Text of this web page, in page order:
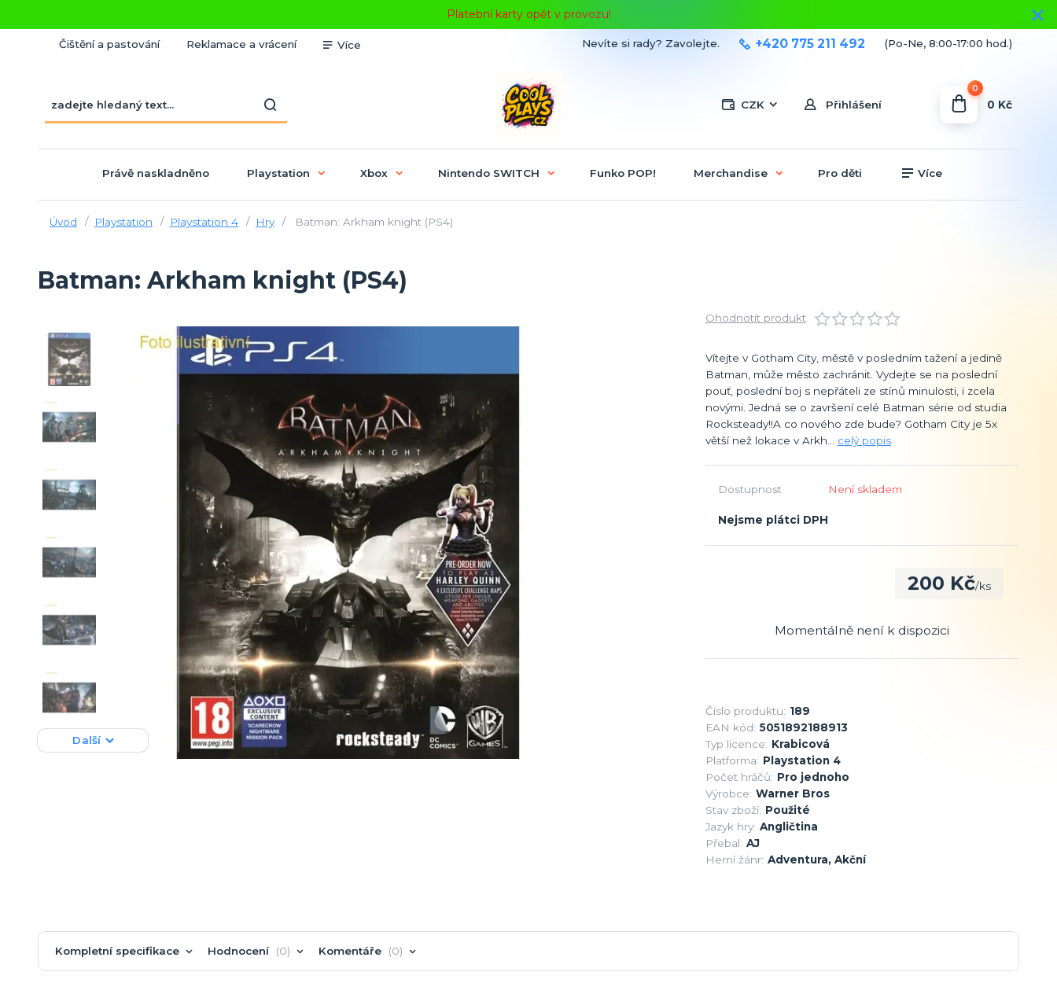
Platební karty opět v provozu!
Čištění a pastování Reklamace a vrácení Více
CZK Přihlášení
Nevíte si rady? Zavolejte. +420 775 211 492 (Po-Ne, 8:00-17:00 hod.)
0
0 Kč
Právě naskladněno Playstation Xbox Nintendo SWITCH Funko POP! Merchandise Pro děti Více
Úvod Playstation Playstation 4 Hry Batman: Arkham knight (PS4)
Batman: Arkham knight (PS4)
Další
Ohodnotit produkt
Vítejte v Gotham City, městě v posledním tažení a jedině
Batman, může město zachránit. Vydejte se na poslední
pouť, poslední boj s nepřáteli ze stínů minulosti, i zcela
novými. Jedná se o završení celé Batman série od studia
Rocksteady!!A co nového zde bude? Gotham City je 5x
větší než lokace v Arkh... celý popis
Dostupnost Není skladem
Nejsme plátci DPH
200 Kč/ks
Momentálně není k dispozici
Číslo produktu: 189
EAN kód: 5051892188913
Typ licence: Krabicová
Platforma: Playstation 4
Počet hráčů: Pro jednoho
Výrobce: Warner Bros
Stav zboží: Použité
Jazyk hry: Angličtina
Přebal: AJ
Herní žánr: Adventura, Akční
Kompletní specifikace Hodnocení 0 Komentáře 0